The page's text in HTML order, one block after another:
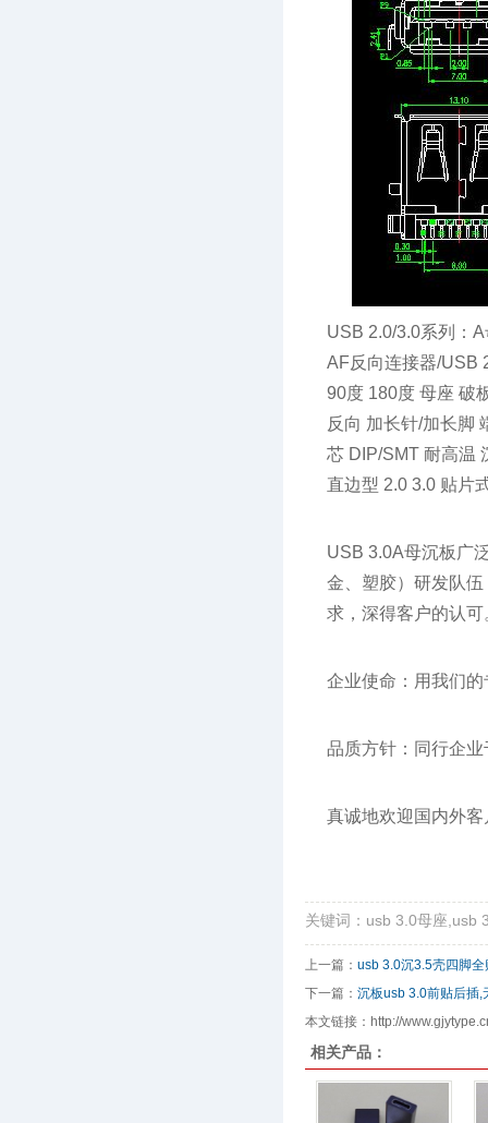
USB 2.0/3.0系列：
AF反向连接器/USB
90度 180度 母座 破
反向 加长针/加长脚
芯 DIP/SMT 耐高温
直边型 2.0 3.0 贴片
USB 3.0A母沉板广
金、塑胶）研发队
求，深得客户的认可
企业使命：用我们
品质方针：同行企
真诚地欢迎国内外
关键词：usb 3.0母座,usb
上一篇： usb 3.0沉3.5壳四脚
下一篇： 沉板usb 3.0前贴后插,
本文链接：http://
相关产品：